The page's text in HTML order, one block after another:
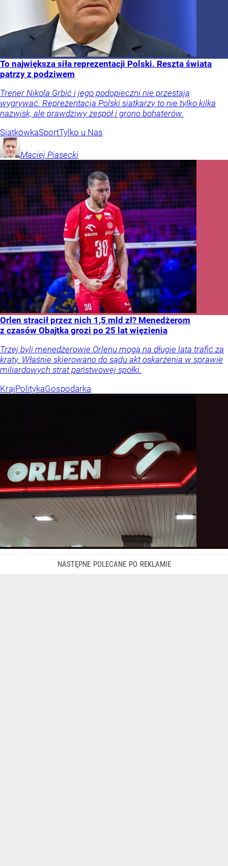
To największa siła reprezentacji Polski. Reszta świata
patrzy z podziwem
Trener Nikola Grbić i jego podopieczni nie przestają
wygrywać. Reprezentacja Polski siatkarzy to nie tylko kilka
nazwisk, ale prawdziwy zespół i grono bohaterów.
SiatkówkaSportTylko u Nas
Maciej Piasecki
Orlen stracił przez nich 1,5 mld zł? Menedżerom
z czasów Obajtka grozi po 25 lat więzienia
Trzej byli menedżerowie Orlenu mogą na długie lata trafić za
kraty. Właśnie skierowano do sądu akt oskarżenia w sprawie
miliardowych strat państwowej spółki.
KrajPolitykaGospodarka